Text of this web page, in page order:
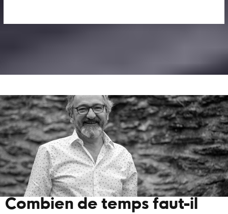
Combien de temps faut-il